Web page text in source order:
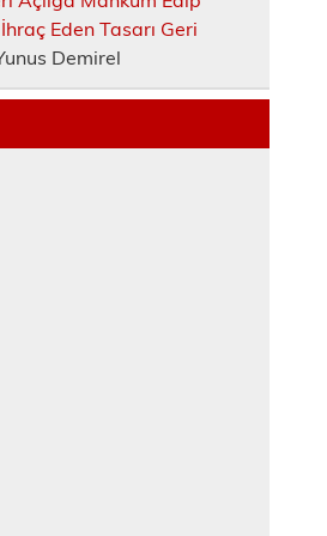
Eden Tasarı Geri
Demirel